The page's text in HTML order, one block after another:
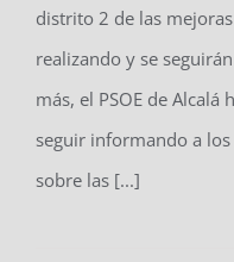
distrito 2 de las
realizando y se
más, el PSOE de
seguir informando a
sobre las [...]